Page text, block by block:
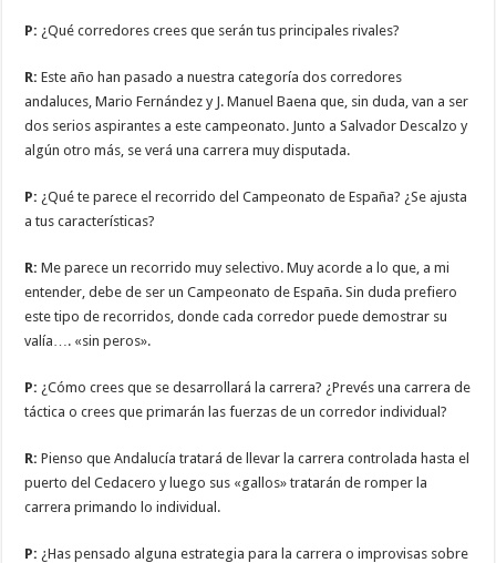
P: ¿Qué corredores crees que serán tus principales rivales?
R: Este año han pasado a nuestra categoría dos corredores
andaluces, Mario Fernández y J. Manuel Baena que, sin duda, van a ser
dos serios aspirantes a este campeonato. Junto a Salvador Descalzo y
algún otro más, se verá una carrera muy disputada.
P: ¿Qué te parece el recorrido del Campeonato de España? ¿Se ajusta
a tus características?
R: Me parece un recorrido muy selectivo. Muy acorde a lo que, a mi
entender, debe de ser un Campeonato de España. Sin duda prefiero
este tipo de recorridos, donde cada corredor puede demostrar su
valía…. «sin peros».
P: ¿Cómo crees que se desarrollará la carrera? ¿Prevés una carrera de
táctica o crees que primarán las fuerzas de un corredor individual?
R: Pienso que Andalucía tratará de llevar la carrera controlada hasta el
puerto del Cedacero y luego sus «gallos» tratarán de romper la
carrera primando lo individual.
P: ¿Has pensado alguna estrategia para la carrera o improvisas sobre